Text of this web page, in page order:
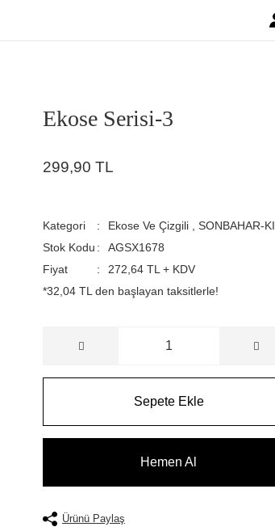
Ekose Serisi-3
299,90 TL
Kategori Ekose Ve Çizgili ,SONBAHAR-
Stok Kodu
AGSX1678
Fiyat
272,64 TL + KDV
*32,04 TL den başlayan taksitlerle!
Sepete Ekle
Hemen Al
Ürünü Paylaş